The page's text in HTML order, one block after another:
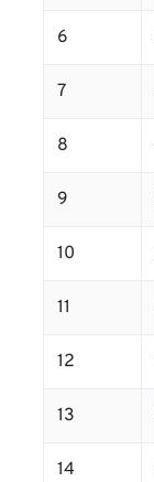
6
7
8
9
10
11
12
13
14